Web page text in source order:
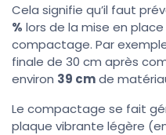
Cela signifie qu’il faut
% lors de la mise en
compactage. Par
finale de 30 cm après
environ 39 cmde
Le compactage se fait
plaque vibrante légère